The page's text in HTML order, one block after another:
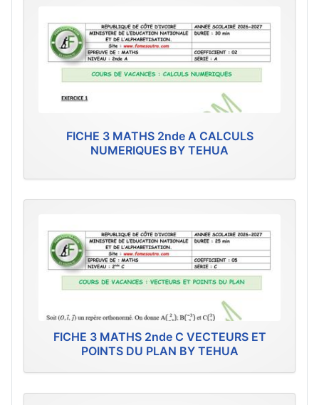
FICHE 3 MATHS 2nde A CALCULS
NUMERIQUES BY TEHUA
FICHE 3 MATHS 2nde C VECTEURS ET
POINTS DU PLAN BY TEHUA